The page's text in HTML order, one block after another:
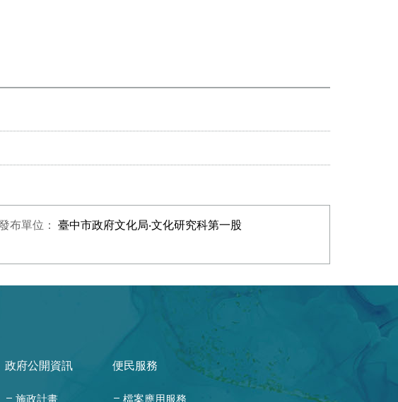
布單位： 臺中市政府文化局‧文化研究科第一股
政府公開資訊
施政計畫
便民服務
檔案應用服務